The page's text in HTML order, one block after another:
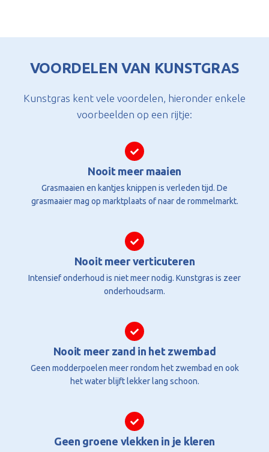
VOORDELEN VAN KUNSTGRAS
Kunstgras kent vele voordelen, hieronder enkele
voorbeelden op een rijtje:
Nooit meer maaien
Grasmaaien en kantjes knippen is verleden tijd. De
grasmaaier mag op marktplaats of naar de rommelmarkt.
Nooit meer verticuteren
Intensief onderhoud is niet meer nodig. Kunstgras is zeer
onderhoudsarm.
Nooit meer zand in het zwembad
Geen modderpoelen meer rondom het zwembad en ook
het water blijft lekker lang schoon.
Geen groene vlekken in je kleren